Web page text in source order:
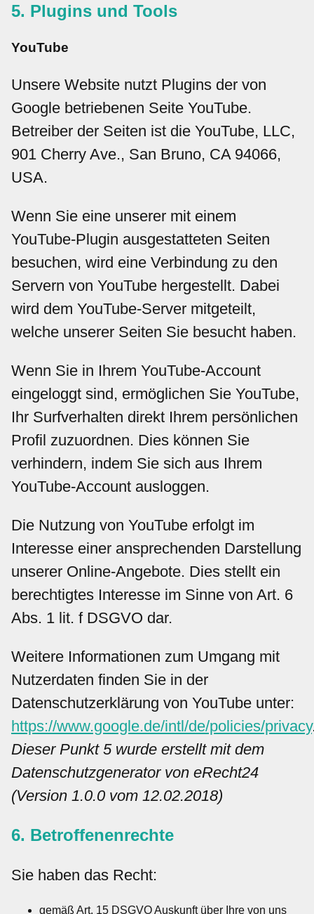
5. Plugins und Tools
YouTube
Unsere Website nutzt Plugins der von
Google betriebenen Seite YouTube.
Betreiber der Seiten ist die YouTube, LLC,
901 Cherry Ave., San Bruno, CA 94066,
USA.
Wenn Sie eine unserer mit einem
YouTube-Plugin ausgestatteten Seiten
besuchen, wird eine Verbindung zu den
Servern von YouTube hergestellt. Dabei
wird dem YouTube-Server mitgeteilt,
welche unserer Seiten Sie besucht haben.
Wenn Sie in Ihrem YouTube-Account
eingeloggt sind, ermöglichen Sie YouTube,
Ihr Surfverhalten direkt Ihrem persönlichen
Profil zuzuordnen. Dies können Sie
verhindern, indem Sie sich aus Ihrem
YouTube-Account ausloggen.
Die Nutzung von YouTube erfolgt im
Interesse einer ansprechenden Darstellung
unserer Online-Angebote. Dies stellt ein
berechtigtes Interesse im Sinne von Art. 6
Abs. 1 lit. f DSGVO dar.
Weitere Informationen zum Umgang mit
Nutzerdaten finden Sie in der
Datenschutzerklärung von YouTube unter:
https://www.google.de/intl/de/policies/privacy
Dieser Punkt 5 wurde erstellt mit dem
Datenschutzgenerator von eRecht24
(Version 1.0.0 vom 12.02.2018)
6. Betroffenenrechte
Sie haben das Recht:
gemäß Art. 15 DSGVO Auskunft über Ihre von uns